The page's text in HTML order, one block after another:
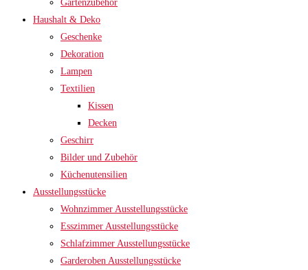
Gartenzubehör
Haushalt & Deko
Geschenke
Dekoration
Lampen
Textilien
Kissen
Decken
Geschirr
Bilder und Zubehör
Küchenutensilien
Ausstellungsstücke
Wohnzimmer Ausstellungsstücke
Esszimmer Ausstellungsstücke
Schlafzimmer Ausstellungsstücke
Garderoben Ausstellungsstücke